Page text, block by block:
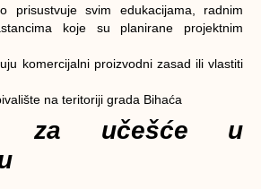
prisustvuje svim edukacijama, radnim
koje su planirane projektnim
komercijalni proizvodni zasad ili vlastiti
na teritoriji grada Bihaća
za učešće u